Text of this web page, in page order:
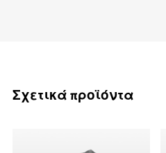
Σχετικά προϊόντα